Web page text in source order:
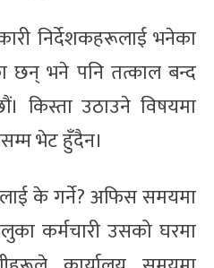
निर्देशकहरूलाई भनेका
छन् भने पनि तत्काल बन्द
किस्ता उठाउने विषयमा
भेट हुँदैन।
के गर्ने? अफिस समयमा
कर्मचारी उसको घरमा